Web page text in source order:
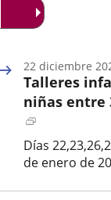
Talleres
niñas entre
Enlace
a
una
aplicación
externa.
Días
de enero de
22 diciembre